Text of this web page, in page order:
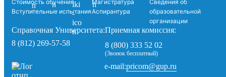
Стоимость обучения
Вступительные испытания
Магистратура
Аспирантура
Сведения об
образовательной
организации
Справочная Университета:
8 (812) 269-57-58
Приемная комиссия:
8 (800) 333 52 02
(Звонок бесплатный)
e-mail:pricom@gup.ru